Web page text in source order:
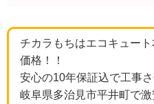
チカラもちはエコキュー
価格！！
安心の10年保証込で工事
岐阜県多治見市平井町で